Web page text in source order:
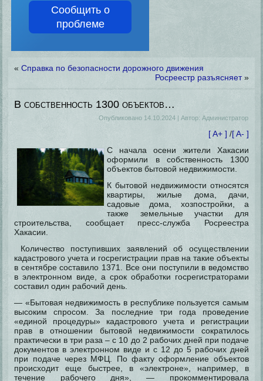
Сообщить о
проблеме
«Справка по безопасности дорожного движения
Росреестр разъясняет»
В собственность 1300 объектов…
Опубликовано 14.10.2024| Автор: Администратор
[ A+ ] /[ A- ]
С начала осени жители Хакасии
оформили в собственность 1300
объектов бытовой недвижимости.
К бытовой недвижимости относятся
квартиры, жилые дома, дачи,
садовые дома, хозпостройки, а
также земельные участки для
строительства, сообщает пресс-служба Росреестра
Хакасии.
Количество поступивших заявлений об осуществлении
кадастрового учета и госрегистрации прав на такие объекты
в сентябре составило 1371. Все они поступили в ведомство
в электронном виде, а срок обработки госрегистраторами
составил один рабочий день.
— «Бытовая недвижимость в республике пользуется самым
высоким спросом. За последние три года проведение
«единой процедуры» кадастрового учета и регистрации
прав в отношении бытовой недвижимости сократилось
практически в три раза – с 10 до 2 рабочих дней при подаче
документов в электронном виде и с 12 до 5 рабочих дней
при подаче через МФЦ. По факту оформление объектов
происходит еще быстрее, в «электроне», например, в
течение рабочего дня», — прокомментировала